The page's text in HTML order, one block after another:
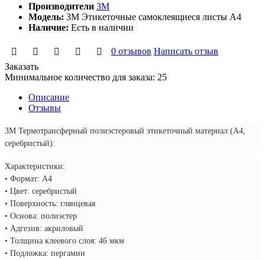
Производители 3M
Модель: 3М Этикеточные самоклеящиеся листы А4
Наличие: Есть в наличии
0 отзывов Написать отзыв
Заказать
Минимальное количество для заказа: 25
Описание
Отзывы
3M Термотрансферный полиэстеровый этикеточный материал (А4,
серебристый):
Характеристики:
• Формат: А4
• Цвет: серебристый
• Поверхность: глянцевая
• Основа: полиэстер
• Адгезив: акриловый
• Толщина клеевого слоя: 46 мкм
• Подложка: пергамин